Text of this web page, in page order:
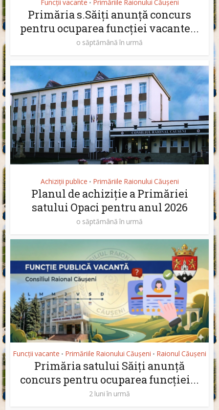
Funcții vacante • Primăriile Raionului Căușeni
Primăria s.Săiți anunță concurs
pentru ocuparea funcției vacante...
o săptămână în urmă
Achiziții publice • Primăriile Raionului Căușeni
Planul de achiziție a Primăriei
satului Opaci pentru anul 2026
o săptămână în urmă
Funcții vacante • Primăriile Raionului Căușeni • Raionul Căușeni
Primăria satului Săiți anunță
concurs pentru ocuparea funcției...
2 luni în urmă